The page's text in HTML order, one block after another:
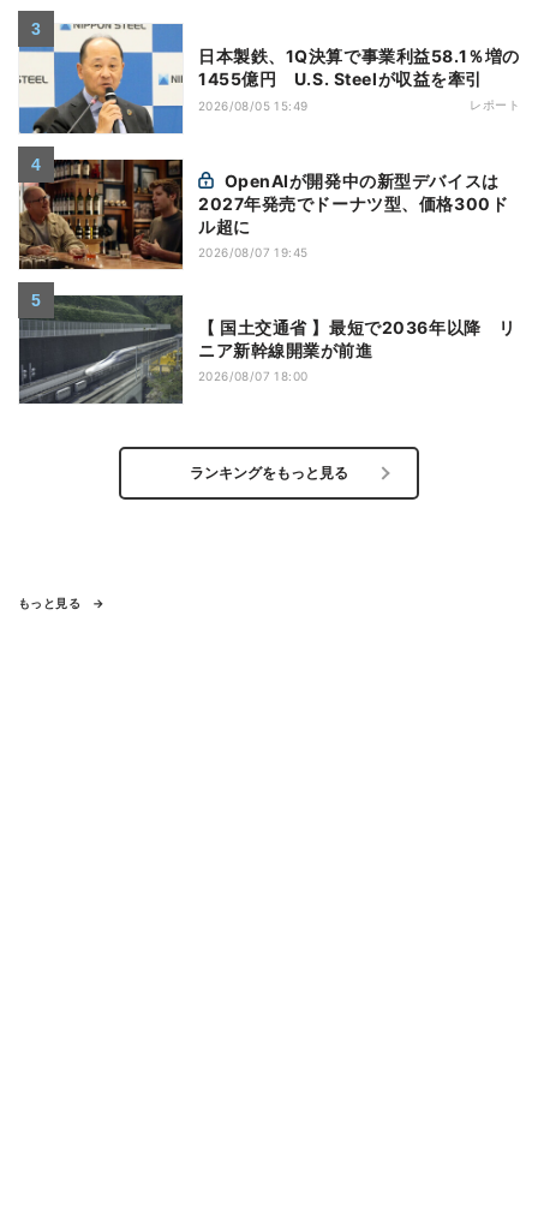
日本製鉄、1Q決算で事業利益58.1％増の
1455億円 U.S. Steelが収益を牽引
2026/08/05 15:49 レポート
2027年発売でドーナツ型、価格300ド
ル超に
2026/08/07 19:45
【 国土交通省 】最短で2036年以降 リ
ニア新幹線開業が前進
2026/08/07 18:00
ランキングをもっと見る
もっと見る